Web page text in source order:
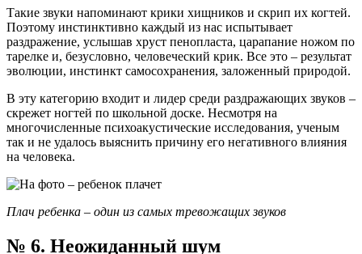
Такие звуки напоминают крики хищников и скрип их когтей.
Поэтому инстинктивно каждый из нас испытывает
раздражение, услышав хруст пенопласта, царапание ножом по
тарелке и, безусловно, человеческий крик. Все это – результат
эволюции, инстинкт самосохранения, заложенный природой.
В эту категорию входит и лидер среди раздражающих звуков –
скрежет ногтей по школьной доске. Несмотря на
многочисленные психоакустические исследования, ученым
так и не удалось выяснить причину его негативного влияния
на человека.
Плач ребенка – один из самых тревожащих звуков
№ 6. Неожиданный шум